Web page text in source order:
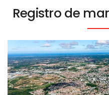
Registro de